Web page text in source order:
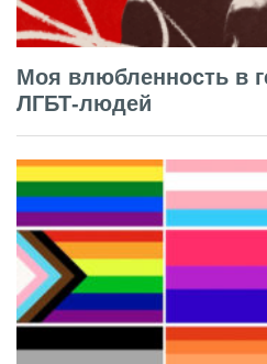
Моя влюбленность в
ЛГБТ-людей